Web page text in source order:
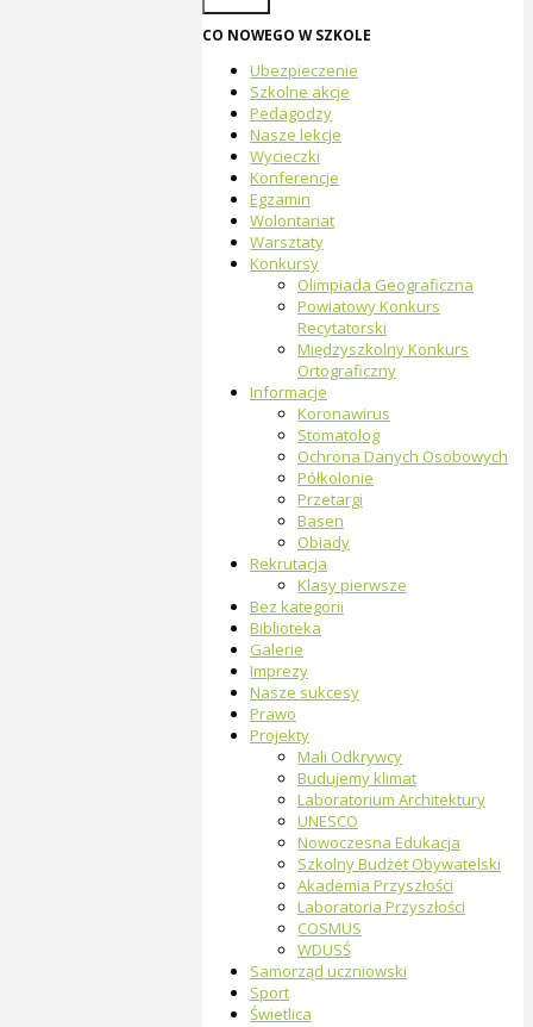
CO NOWEGO W SZKOLE
Ubezpieczenie
Szkolne akcje
Pedagodzy
Nasze lekcje
Wycieczki
Konferencje
Egzamin
Wolontariat
Warsztaty
Konkursy
Olimpiada Geograficzna
Powiatowy Konkurs
Recytatorski
Międzyszkolny Konkurs
Ortograficzny
Informacje
Koronawirus
Stomatolog
Ochrona Danych Osobowych
Półkolonie
Przetargi
Basen
Obiady
Rekrutacja
Klasy pierwsze
Bez kategorii
Biblioteka
Galerie
Imprezy
Nasze sukcesy
Prawo
Projekty
Mali Odkrywcy
Budujemy klimat
Laboratorium Architektury
UNESCO
Nowoczesna Edukacja
Szkolny Budżet Obywatelski
Akademia Przyszłości
Laboratoria Przyszłości
COSMUS
WDUSŚ
Samorząd uczniowski
Sport
Świetlica